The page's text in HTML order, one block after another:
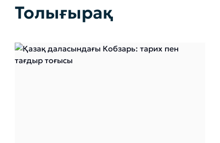
Толығырақ